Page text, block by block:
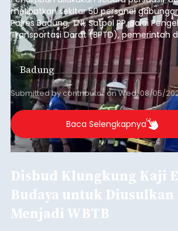
melibatkan sekitar 50 personel
Polres Badung, TNI, Satpol PP, Balai
Transportasi Darat (BPTD), pemerintah
desa adat, Linmas, dan Pecalang.
Badung
Submitted bycontributoronWed, 08/05/
Baca Selengkapnya
Disbud Klungkung Kaji
Budaya untuk Diusulkan
Menjadi WBTB